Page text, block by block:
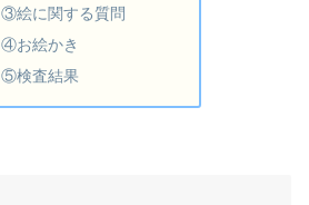
③絵に関する質問
④お絵かき
⑤検査結果